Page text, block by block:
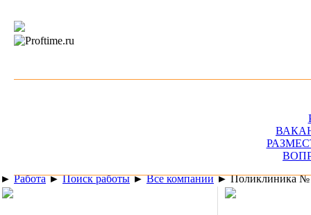
► Работа►Поиск работы►Все компании►Поликлиника №